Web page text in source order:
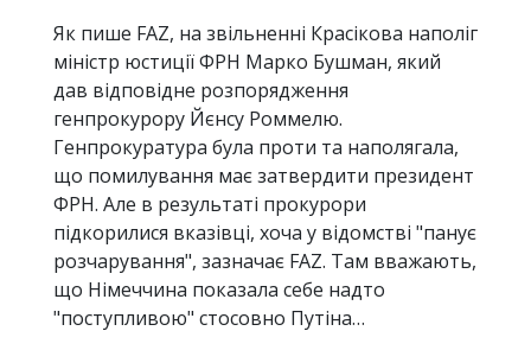
Як пише FAZ, на звільненні Красікова наполіг
міністр юстиції ФРН Марко Бушман, який
дав відповідне розпорядження
генпрокурору Йєнсу Роммелю.
Генпрокуратура була проти та наполягала,
що помилування має затвердити президент
ФРН. Але в результаті прокурори
підкорилися вказівці, хоча у відомстві "панує
розчарування", зазначає FAZ. Там вважають,
що Німеччина показала себе надто
"поступливою" стосовно Путіна…